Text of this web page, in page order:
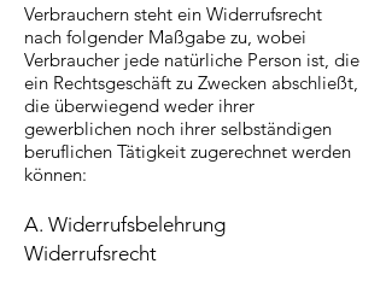
Verbrauchern steht ein Widerrufsrecht
nach folgender Maßgabe zu, wobei
Verbraucher jede natürliche Person ist, die
ein Rechtsgeschäft zu Zwecken abschließt,
die überwiegend weder ihrer
gewerblichen noch ihrer selbständigen
beruflichen Tätigkeit zugerechnet werden
können:
A. Widerrufsbelehrung
Widerrufsrecht